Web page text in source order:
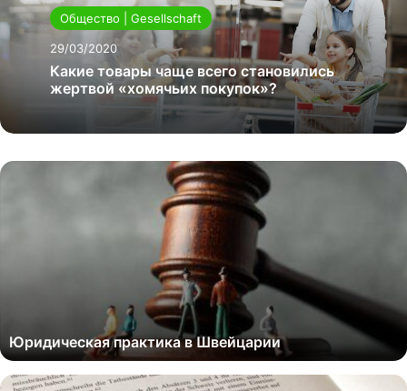
Общество | Gesellschaft
29/03/2020
Какие товары чаще всего становились
жертвой «хомячьих покупок»?
Юридическая практика в Швейцарии